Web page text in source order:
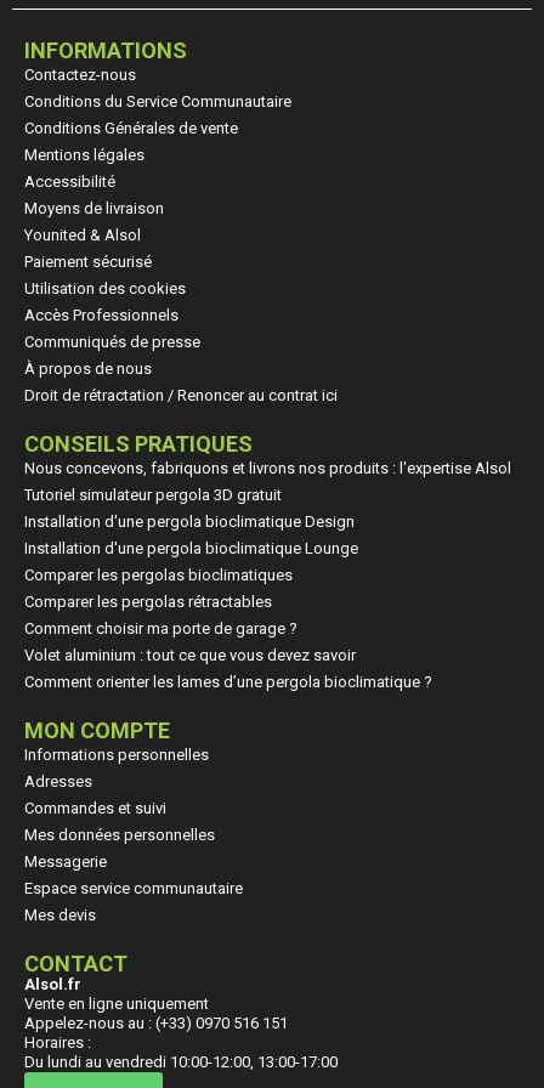
INFORMATIONS
Contactez-nous
Conditions du Service Communautaire
Conditions Générales de vente
Mentions légales
Accessibilité
Moyens de livraison
Younited & Alsol
Paiement sécurisé
Utilisation des cookies
Accès Professionnels
Communiqués de presse
À propos de nous
Droit de rétractation / Renoncer au contrat ici
CONSEILS PRATIQUES
Nous concevons, fabriquons et livrons nos produits : l'expertise Alsol
Tutoriel simulateur pergola 3D gratuit
Installation d'une pergola bioclimatique Design
Installation d'une pergola bioclimatique Lounge
Comparer les pergolas bioclimatiques
Comparer les pergolas rétractables
Comment choisir ma porte de garage ?
Volet aluminium : tout ce que vous devez savoir
Comment orienter les lames d’une pergola bioclimatique ?
MON COMPTE
Informations personnelles
Adresses
Commandes et suivi
Mes données personnelles
Messagerie
Espace service communautaire
Mes devis
CONTACT
Alsol.fr
Vente en ligne uniquement
Appelez-nous au : (+33) 0970 516 151
Horaires :
Du lundi au vendredi 10:00-12:00, 13:00-17:00